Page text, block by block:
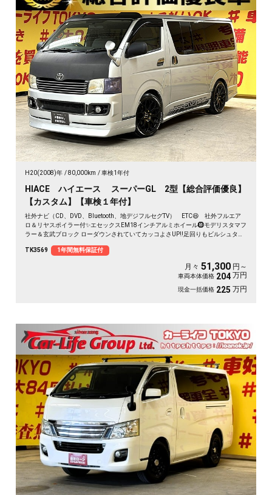
H20(2008)年 80,000km 車検1年付
HIACE ハイエース スーパーGL 2型【総合評価優良】
【カスタム】【車検１年付】
社外ナビ（CD、DVD、Bluetooth、地デジフルセグTV） ETC😆 社外フルエア
ロ＆リヤスポイラー付✨エセックスEM18インチアルミホイール🛞モデリスタマフ
ラー＆玄武ブロック ローダウンされていてカッコよさUP‼️足回りもビルシュタイ
🔦両側スライドドアで荷物の出し入れ＆乗り降りラクラク!
TK3569 1年間無料保証付
月々 51,300 円～
車両本体価格 204 万円
現金一括価格 225 万円